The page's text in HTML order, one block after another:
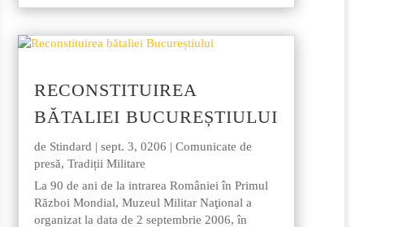
RECONSTITUIREA
BĂTALIEI BUCUREȘTIULUI
de Stindard |sept. 3, 0206 |Comunicate de
presă,Tradiții Militare
La 90 de ani de la intrarea României în Primul
Război Mondial, Muzeul Militar Naţional a
organizat la data de 2 septembrie 2006, în